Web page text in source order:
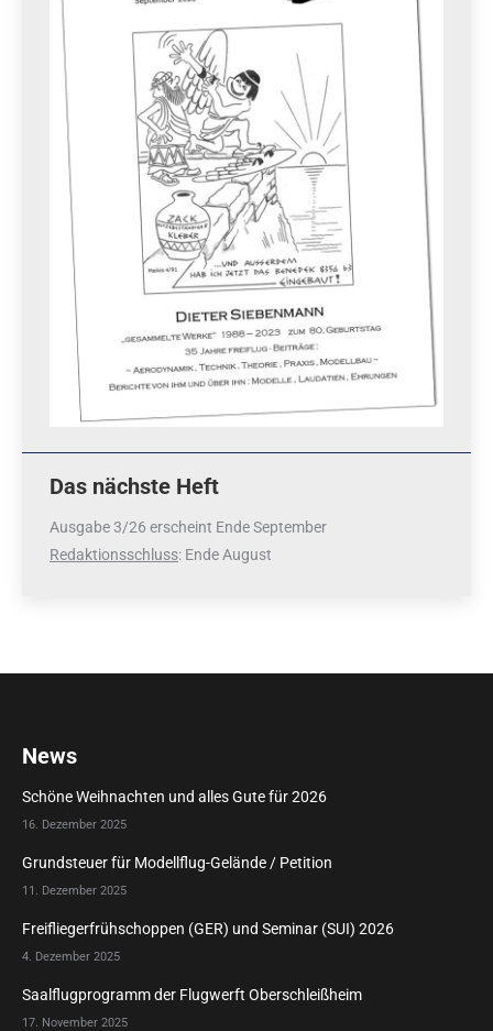
Das nächste Heft
Ausgabe 3/26 erscheint Ende September
Redaktionsschluss: Ende August
News
Schöne Weihnachten und alles Gute für 2026
16. Dezember 2025
Grundsteuer für Modellflug-Gelände / Petition
11. Dezember 2025
Freifliegerfrühschoppen (GER) und Seminar (SUI) 2026
4. Dezember 2025
Saalflugprogramm der Flugwerft Oberschleißheim
17. November 2025